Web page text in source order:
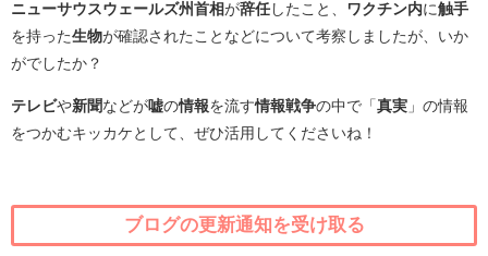
ニューサウスウェールズ州首相が辞任 したこと、 ワクチン内に触手
を持った生物が確認されたことなどについて考察しましたが、いか
がでしたか？
テレビや新聞などが嘘の情報を流す情報戦争の中で「 真実 」の情報
をつかむキッカケとして、ぜひ活用してくださいね！
ブログの更新通知を受け取る